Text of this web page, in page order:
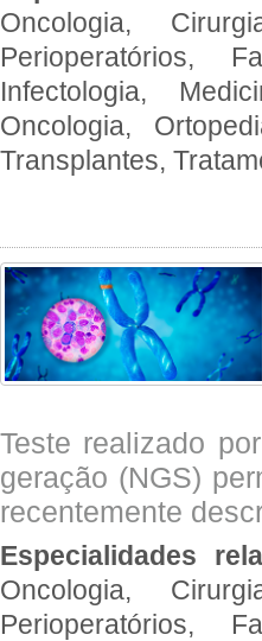
Oncologia,
Perioperatórios,
Infectologia,
Oncologia,
Transplantes,
Teste realizado
geração (NGS)
recentemente
Especialidades
Oncologia,
Perioperatórios,